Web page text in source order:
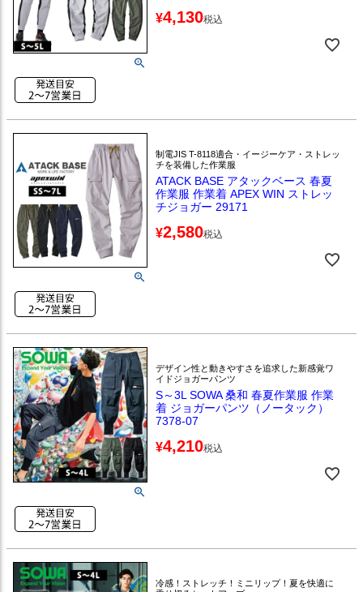
¥4,130税込
制電JIS T-8118適合・イージーケア・ストレッ
チを装備した作業服
ATACK BASE アタックベース 春夏
作業服 作業着 APEX WIN ストレッ
チジョガー 29171
¥2,580税込
デザイン性と動きやすさを追求した新感覚ワ
イドジョガーパンツ
S～3L SOWA 桑和 春夏作業服 作業
着 ジョガーパンツ（ノータック）
7378-07
¥4,210税込
冷感！ストレッチ！ミニリップ！夏を快適に